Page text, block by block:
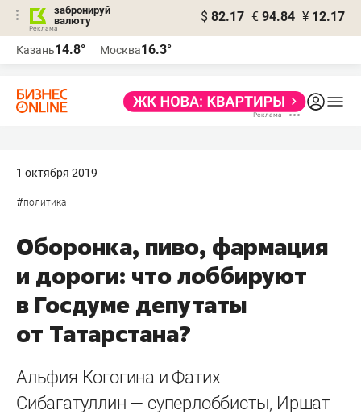
забронируй
валюту
$ 82.17 € 94.84 ¥ 12.17
Казань14.8° Москва16.3°
1 октября 2019
#политика
Оборонка, пиво, фармация
и дороги: что лоббируют
в Госдуме депутаты
от Татарстана?
Альфия Когогина и Фатих
Сибагатуллин — суперлоббисты, Иршат